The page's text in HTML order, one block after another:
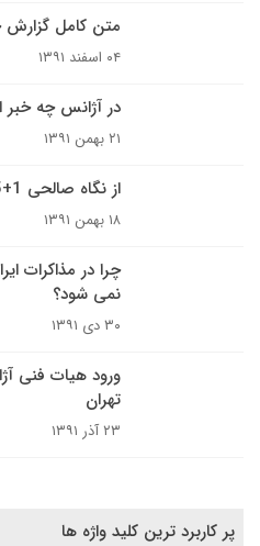
متن کامل گزارش
۰۴ اسفند ۱۳۹۱
در آژانس چه
۲۱ بهمن ۱۳۹۱
از نگاه صالحی 1+5 باید چه گام هایی بردارد؟
۱۸ بهمن ۱۳۹۱
چرا در مذاکرات
نمی شود؟
۳۰ دی ۱۳۹۱
ورود هیات فنی
تهران
۲۳ آذر ۱۳۹۱
پر کاربرد ترین کلید واژه ها